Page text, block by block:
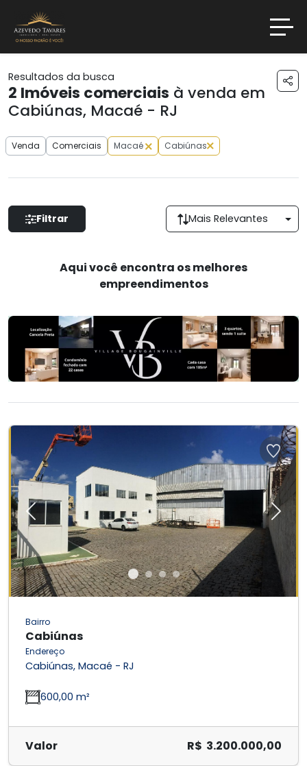
Resultados da busca
2 Imóveis comerciais à venda em
Cabiúnas, Macaé - RJ
Venda Comerciais Macaé Cabiúnas
Filtrar Mais Relevantes
Aqui você encontra os melhores
empreendimentos
Previous Next
Bairro
Cabiúnas
Endereço
Cabiúnas, Macaé - RJ
600,00 m²
Valor R$ 3.200.000,00